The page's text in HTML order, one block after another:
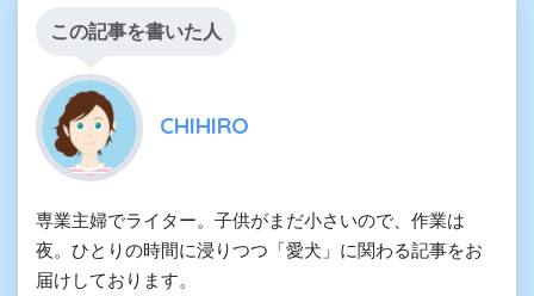
この記事を書いた人
CHIHIRO
専業主婦でライター。子供がまだ小さいので、作業は
夜。ひとりの時間に浸りつつ「愛犬」に関わる記事をお
届けしております。